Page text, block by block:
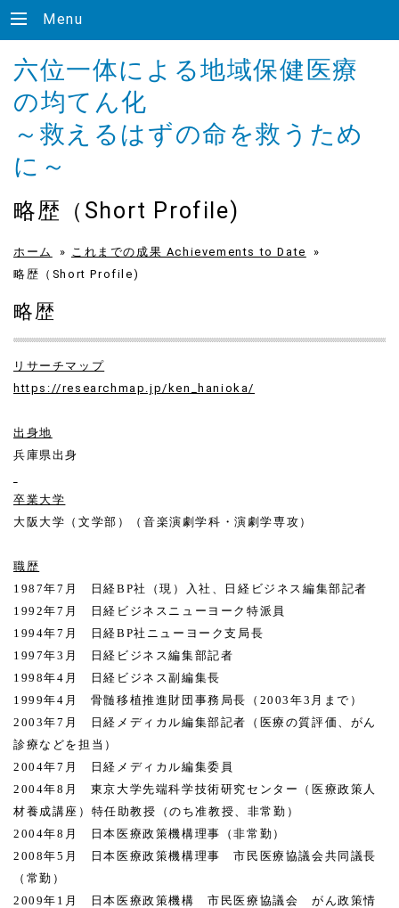
Menu
六位一体による地域保健医療
の均てん化
～救えるはずの命を救うため
に～
略歴（Short Profile)
ホーム » これまでの成果 Achievements to Date
»
略歴（Short Profile)
略歴
リサーチマップ
https://researchmap.jp/ken_hanioka/
出身地
兵庫県出身
卒業大学
大阪大学（文学部）（音楽演劇学科・演劇学専攻）
職歴
1987年7 月 日経BP社（現）入社、日経ビジネス編集部記者
1992年7 月 日経ビジネスニューヨーク特派員
1994年7 月 日経BP社ニューヨーク支局長
1997年3 月 日経ビジネス編集部記者
1998年4 月 日経ビジネス副編集長
1999年4 月 骨髄移植推進財団事務局長（ 2003年3 月まで）
2003年7 月 日経メディカル編集部記者（医療の質評価、がん
診療などを担当）
2004年7 月 日経メディカル編集委員
2004年8 月 東京大学先端科学技術研究センター（医療政策人
材養成講座）特任助教授（のち准教授、非常勤）
2004年8 月 日本医療政策機構理事（非常勤）
2008年5 月 日本医療政策機構理事 市民医療協議会共同議長
（常勤）
2009年 1 月 日本医療政策機構 市民医療協議会 がん政策情